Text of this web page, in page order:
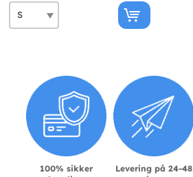
100% sikker
Levering på 24-48